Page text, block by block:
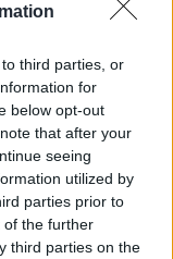
third parties, or
for
below opt-out
that after your
seeing
utilized by
parties prior to
of the further
third parties on the
Google
Εμμανουήλ
φορά σε
το
κοντώ.